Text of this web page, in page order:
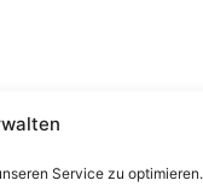
Service zu optimieren.